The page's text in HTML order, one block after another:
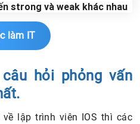
strong và weak khác nhau
nào nên dùng đến?
có khai báo được Public
về các hàm: ViewDidLoad,
ViewWillAppear,
và
làm IT
hỏi phỏng vấn
lập trình viên IOS thì các